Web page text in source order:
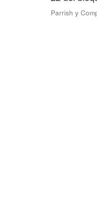
Parrish y